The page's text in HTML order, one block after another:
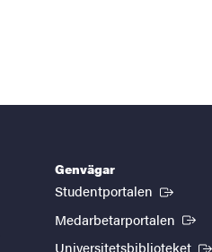
Genvägar
Studentportalen (Extern
Medarbetarportalen
Universitetsbiblioteket